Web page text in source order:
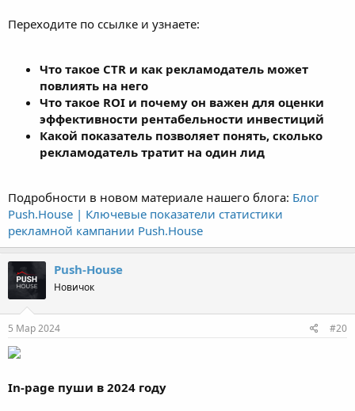
Переходите по ссылке и узнаете:
Что такое CTR и как рекламодатель может
повлиять на него
Что такое ROI и почему он важен для оценки
эффективности рентабельности инвестиций
Какой показатель позволяет понять, сколько
рекламодатель тратит на один лид
Подробности в новом материале нашего блога: Блог
Push.House | Ключевые показатели статистики
рекламной кампании Push.House
Push-House
Новичок
5 Мар 2024 #20
In-page пуши в 2024 году